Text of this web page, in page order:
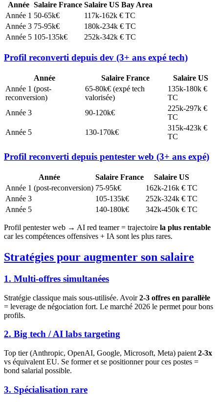
Année Salaire France Salaire US Bay Area
Année 1 50-65k€
117k-162k € TC
Année 3 75-95k€
180k-234k € TC
Année 5 105-135k€ 252k-342k € TC
Profil reconverti depuis dev (3+ ans expé tech)
Année Salaire France
Salaire US
Année 1 (post-
reconversion)
65-80k€ (expé tech
valorisée)
135k-180k €
TC
Année 3
90-120k€
225k-297k €
TC
Année 5
130-170k€
315k-423k €
TC
Profil reconverti depuis pentester web (3+ ans expé)
Année Salaire France
Salaire US
Année 1 (post-reconversion) 75-95k€
162k-216k € TC
Année 3
105-135k€
252k-324k € TC
Année 5
140-180k€ 342k-450k € TC
Profil pentester web → AI red teamer = trajectoire la plus rentable
car les compétences offensives + IA sont les plus rares.
Stratégies pour augmenter son salaire
1. Multi-offres simultanées
Stratégie classique mais sous-utilisée. Avoir2-3 offres en parallèle
= leverage de négociation fort. Le marché 2026 le permet pour bons
profils.
2. Big tech / AI labs targeting
Top tier (Anthropic, OpenAI, Google, Microsoft, Meta) paient 2-3x
vs équivalent EU. Se former et se positionner pour ces postes =
bond salarial possible.
3. Spécialisation rare